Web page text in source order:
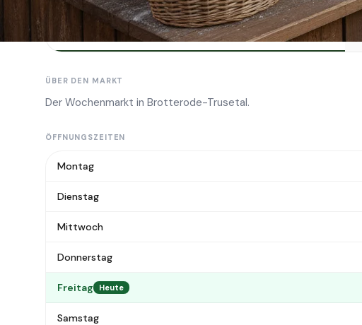
Über den Markt
ÜBER DEN MARKT
Der Wochenmarkt in Brotterode-Trusetal.
ÖFFNUNGSZEITEN
Montag
Dienstag
Mittwoch
Donnerstag
Freitag Heute
Samstag